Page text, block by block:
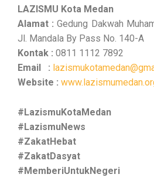
LAZISMU Kota Medan
Alamat : Gedung Dakwah
Jl. Mandala By Pass No. 140-A
Kontak : 0811 1112 7892
Email :
Website :
#LazismuKotaMedan
#LazismuNews
#ZakatHebat
#ZakatDasyat
#MemberiUntukNegeri